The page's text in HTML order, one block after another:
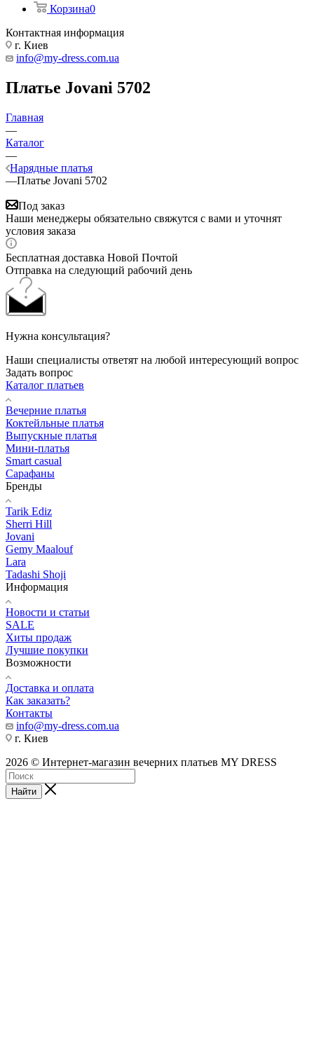
Корзина0
Контактная информация
г. Киев
info@my-dress.com.ua
Платье Jovani 5702
Главная
—
Каталог
—
Нарядные платья
—Платье Jovani 5702
Под заказ
Наши менеджеры обязательно свяжутся с вами и уточнят
условия заказа
Бесплатная доставка Новой Почтой
Отправка на следующий рабочий день
Нужна консультация?
Наши специалисты ответят на любой интересующий вопрос
Задать вопрос
Каталог платьев
Вечерние платья
Коктейльные платья
Выпускные платья
Мини-платья
Smart casual
Сарафаны
Бренды
Tarik Ediz
Sherri Hill
Jovani
Gemy Maalouf
Lara
Tadashi Shoji
Информация
Новости и статьи
SALE
Хиты продаж
Лучшие покупки
Возможности
Доставка и оплата
Как заказать?
Контакты
info@my-dress.com.ua
г. Киев
2026 © Интернет-магазин вечерних платьев MY DRESS
Найти